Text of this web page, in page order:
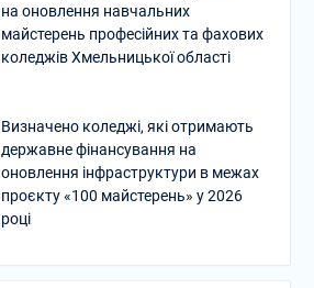
на оновлення навчальних
майстерень професійних та фахових
коледжів Хмельницької області
Визначено коледжі, які отримають
державне фінансування на
оновлення інфраструктури в межах
проєкту «100 майстерень» у 2026
році